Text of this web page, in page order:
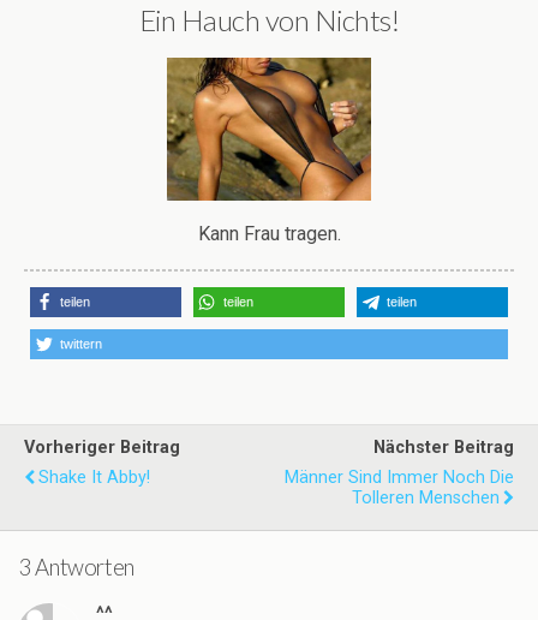
Ein Hauch von Nichts!
Kann Frau tragen.
teilen teilen teilen
twittern
Vorheriger Beitrag
Shake It Abby!
Nächster Beitrag
Männer Sind Immer Noch Die
Tolleren Menschen
3 Antworten
^^